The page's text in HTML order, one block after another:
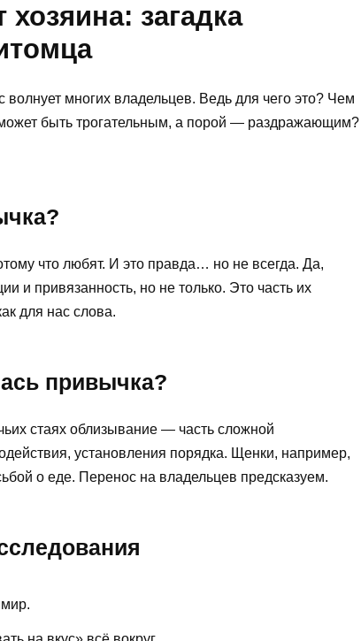
загадка
многих владельцев. Ведь для чего это? Чем
быть трогательным, а порой — раздражающим?
что любят. И это правда… но не всегда. Да,
и привязанность, но не только. Это часть их
для нас слова.
привычка?
стаях облизывание — часть сложной
установления порядка. Щенки, например,
о еде. Перенос на владельцев предсказуем.